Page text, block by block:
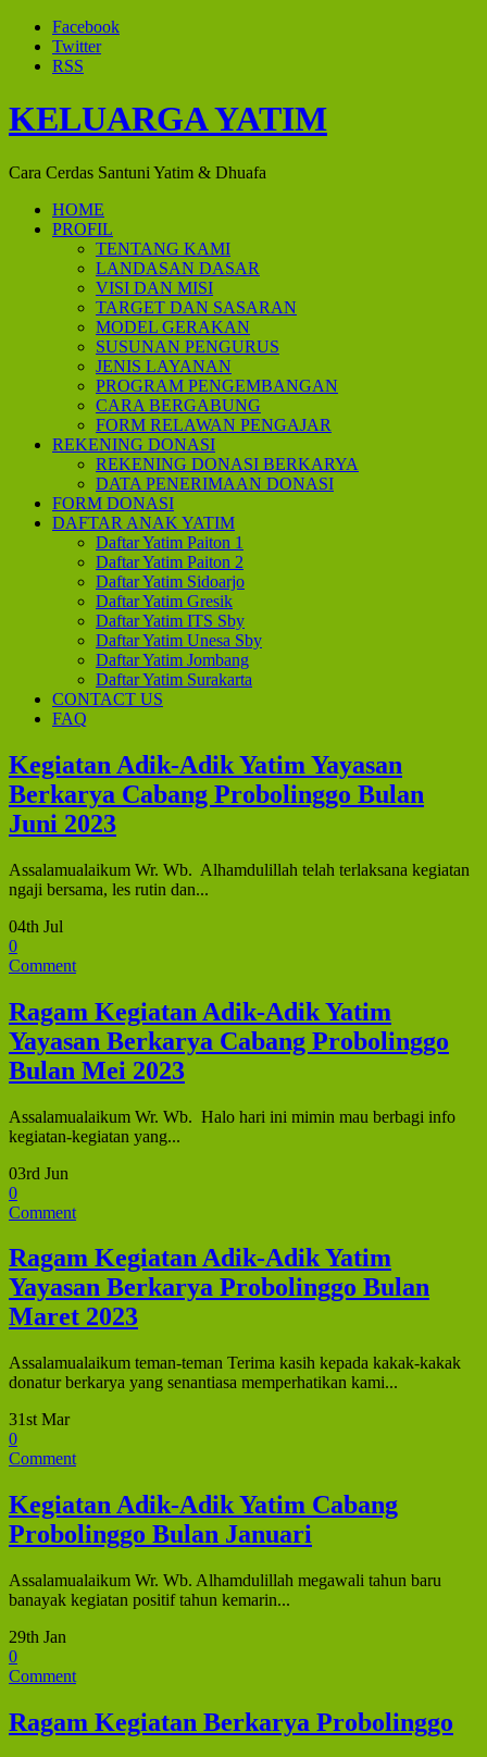
Facebook
Twitter
RSS
KELUARGA YATIM
Cara Cerdas Santuni Yatim & Dhuafa
HOME
PROFIL
TENTANG KAMI
LANDASAN DASAR
VISI DAN MISI
TARGET DAN SASARAN
MODEL GERAKAN
SUSUNAN PENGURUS
JENIS LAYANAN
PROGRAM PENGEMBANGAN
CARA BERGABUNG
FORM RELAWAN PENGAJAR
REKENING DONASI
REKENING DONASI BERKARYA
DATA PENERIMAAN DONASI
FORM DONASI
DAFTAR ANAK YATIM
Daftar Yatim Paiton 1
Daftar Yatim Paiton 2
Daftar Yatim Sidoarjo
Daftar Yatim Gresik
Daftar Yatim ITS Sby
Daftar Yatim Unesa Sby
Daftar Yatim Jombang
Daftar Yatim Surakarta
CONTACT US
FAQ
Kegiatan Adik-Adik Yatim Yayasan
Berkarya Cabang Probolinggo Bulan
Juni 2023
Assalamualaikum Wr. Wb. Alhamdulillah telah terlaksana kegiatan
ngaji bersama, les rutin dan...
04th Jul
0
Comment
Ragam Kegiatan Adik-Adik Yatim
Yayasan Berkarya Cabang Probolinggo
Bulan Mei 2023
Assalamualaikum Wr. Wb. Halo hari ini mimin mau berbagi info
kegiatan-kegiatan yang...
03rd Jun
0
Comment
Ragam Kegiatan Adik-Adik Yatim
Yayasan Berkarya Probolinggo Bulan
Maret 2023
Assalamualaikum teman-teman Terima kasih kepada kakak-kakak
donatur berkarya yang senantiasa memperhatikan kami...
31st Mar
0
Comment
Kegiatan Adik-Adik Yatim Cabang
Probolinggo Bulan Januari
Assalamualaikum Wr. Wb. Alhamdulillah megawali tahun baru
banayak kegiatan positif tahun kemarin...
29th Jan
0
Comment
Ragam Kegiatan Berkarya Probolinggo